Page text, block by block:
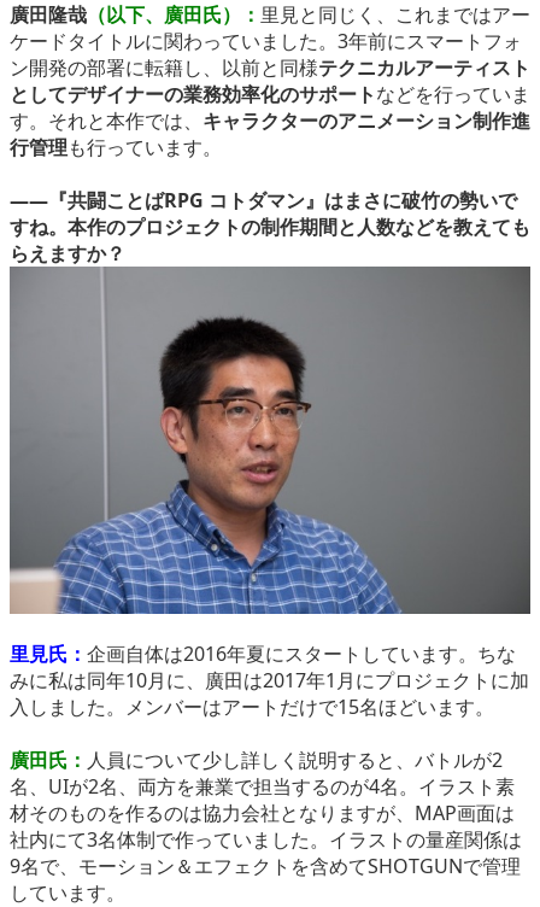
廣田隆哉 （以下、廣田氏）： 里見と同じく、これまではアー
ケードタイトルに関わっていました。3年前にスマートフォ
ン開発の部署に転籍し、以前と同様テクニカルアーティスト
としてデザイナーの業務効率化のサポートなどを行っていま
す。それと本作では、 キャラクターのアニメーション制作進
行管理も行っています。
――『共闘ことばRPG コトダマン』はまさに破竹の勢いで
すね。本作のプロジェクトの制作期間と人数などを教えても
らえますか？
里見氏： 企画自体は2016年夏にスタートしています。ちな
みに私は同年10月に、廣田は2017年1月にプロジェクトに加
入しました。メンバーはアートだけで15名ほどいます。
廣田氏： 人員について少し詳しく説明すると、バトルが2
名、UIが2名、両方を兼業で担当するのが4名。イラスト素
材そのものを作るのは協力会社となりますが、MAP画面は
社内にて3名体制で作っていました。イラストの量産関係は
9名で、モーション＆エフェクトを含めてSHOTGUNで管理
しています。